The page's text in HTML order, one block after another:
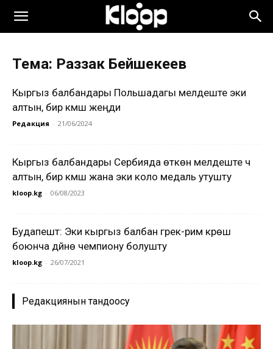
Тема: Раззак Бейшекеев
Кыргыз балбандары Польшадагы мелдеште эки
алтын, бир күмүш жеңди
Редакция - 21/06/2024
Кыргыз балбандары Сербияда өткөн мелдеште үч
алтын, бир күмүш жана эки коло медаль утушту
kloop.kg - 06/08/2023
Будапешт: Эки кыргыз балбан грек-рим күрөшү
боюнча дүйнө чемпиону болушту
kloop.kg - 26/07/2021
Редакциянын тандоосу